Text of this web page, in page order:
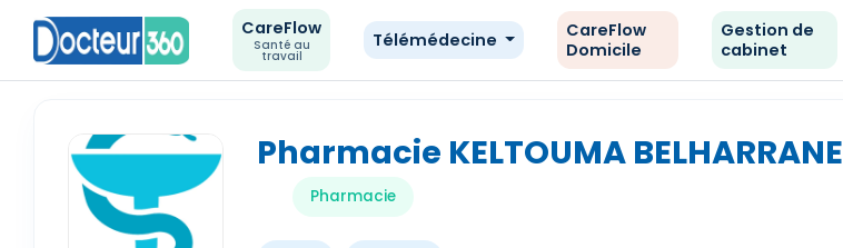
CareFlow
Santé au
travail
Télémédecine
CareFlow
Domicile
Gestion de
cabinet
Pharmacie KELTOUMA BELHARRANE
Pharmacie